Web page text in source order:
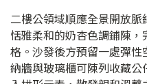
二樓公領域順應全景開放
恬雅柔和的奶杏色調鋪陳
格。沙發後方預留一處彈
納牆與玻璃櫃可陳列收藏